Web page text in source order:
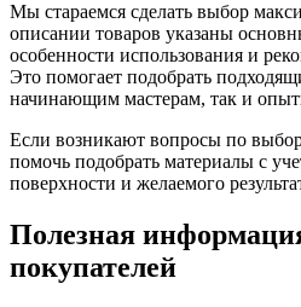
Мы стараемся сделать выбор
описании товаров указаны
особенности использования и
Это помогает подобрать
начинающим мастерам, так и
Если возникают вопросы по
помочь подобрать материалы с
поверхности и желаемого
Полезная
покупателей